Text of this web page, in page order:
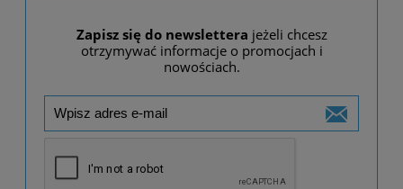
Zapisz się do newslettera jeżeli chcesz
otrzymywać informacje o promocjach i
nowościach.